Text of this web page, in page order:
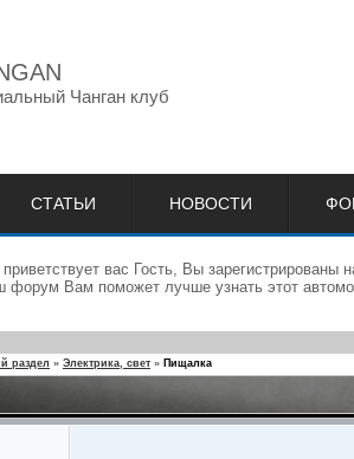
Чанган клуб
СТАТЬИ НОВОСТИ
приветствует вас Гость, Вы
форум Вам поможет лучше узнать этот
раздел » Электрика, свет » Пищалка